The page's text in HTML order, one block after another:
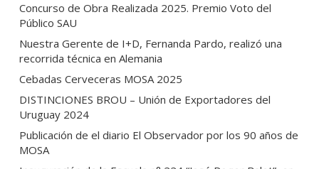
Concurso de Obra Realizada 2025. Premio Voto del
Público SAU
Nuestra Gerente de I+D, Fernanda Pardo, realizó una
recorrida técnica en Alemania
Cebadas Cerveceras MOSA 2025
DISTINCIONES BROU – Unión de Exportadores del
Uruguay 2024
Publicación de el diario El Observador por los 90 años de
MOSA